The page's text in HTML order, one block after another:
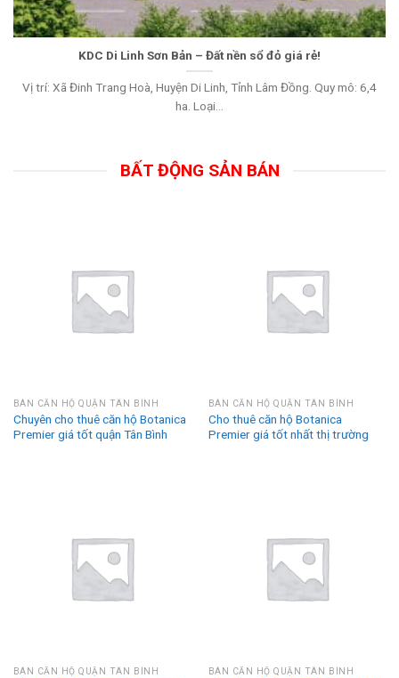
KDC Di Linh Sơn Bản – Đất nền sổ đỏ giá rẻ!
Vị trí: Xã Đinh Trang Hoà, Huyện Di Linh, Tỉnh Lâm Đồng. Quy mô: 6,4
ha. Loại...
BẤT ĐỘNG SẢN BÁN
BÁN CĂN HỘ QUẬN TÂN BÌNH
Chuyên cho thuê căn hộ Botanica
Premier giá tốt quận Tân Bình
BÁN CĂN HỘ QUẬN TÂN BÌNH
Cho thuê căn hộ Botanica
Premier giá tốt nhất thị trường
BÁN CĂN HỘ QUẬN TÂN BÌNH BÁN CĂN HỘ QUẬN TÂN BÌNH